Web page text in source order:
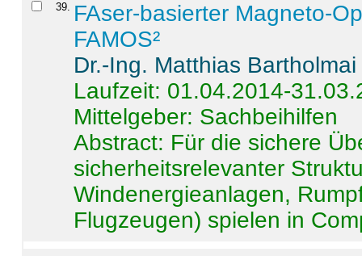
39. FAser-basierter Magneto-
FAMOS²
Dr.-Ing. Matthias Bartholmai
Laufzeit: 01.04.2014-
Mittelgeber: Sachbeihilfen
Abstract: Für die sichere
sicherheitsrelevanter
Windenergieanlagen,
Flugzeugen) spielen in